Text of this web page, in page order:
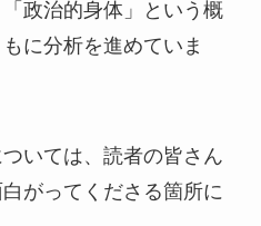
政治的身体」という概
に分析を進めていま
いては、読者の皆さん
がってくださる箇所に